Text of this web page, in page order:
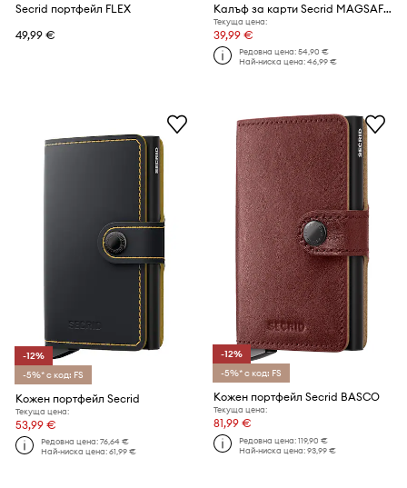
Secrid портфейл FLEX
49,99 €
Калъф за карти Secrid MAGSAFE
Текуща цена:
39,99 €
Редовна цена:54,90 €
Най-ниска цена:46,99 €
-12%
-5%* с код: FS
Кожен портфейл Secrid
Текуща цена:
53,99 €
Редовна цена:76,64 €
Най-ниска цена:61,99 €
-12%
-5%* с код: FS
Кожен портфейл Secrid BASCO
Текуща цена:
81,99 €
Редовна цена:119,90 €
Най-ниска цена:93,99 €